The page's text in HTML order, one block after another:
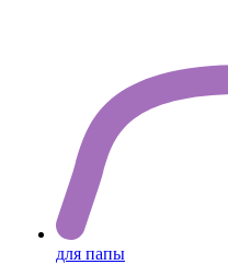
для папы